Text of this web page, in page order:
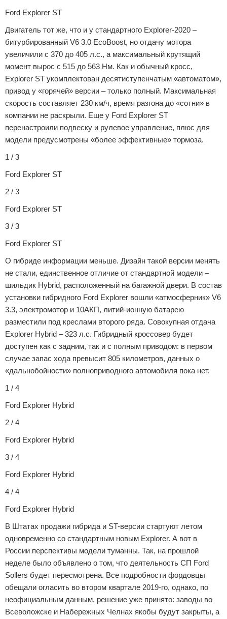
Ford Explorer ST
Двигатель тот же, что и у стандартного Explorer-2020 –
битурбированный V6 3.0 EcoBoost, но отдачу мотора
увеличили с 370 до 405 л.с., а максимальный крутящий
момент вырос с 515 до 563 Нм. Как и обычный кросс,
Explorer ST укомплектован десятиступенчатым «автоматом»,
привод у «горячей» версии – только полный. Максимальная
скорость составляет 230 км/ч, время разгона до «сотни» в
компании не раскрыли. Еще у Ford Explorer ST
перенастроили подвеску и рулевое управление, плюс для
модели предусмотрены «более эффективные» тормоза.
1 / 3
Ford Explorer ST
2 / 3
Ford Explorer ST
3 / 3
Ford Explorer ST
О гибриде информации меньше. Дизайн такой версии менять
не стали, единственное отличие от стандартной модели –
шильдик Hybrid, расположенный на багажной двери. В состав
установки гибридного Ford Explorer вошли «атмосферник» V6
3.3, электромотор и 10АКП, литий-ионную батарею
разместили под креслами второго ряда. Совокупная отдача
Explorer Hybrid – 323 л.с. Гибридный кроссовер будет
доступен как с задним, так и с полным приводом: в первом
случае запас хода превысит 805 километров, данных о
«дальнобойности» полноприводного автомобиля пока нет.
1 / 4
Ford Explorer Hybrid
2 / 4
Ford Explorer Hybrid
3 / 4
Ford Explorer Hybrid
4 / 4
Ford Explorer Hybrid
В Штатах продажи гибрида и ST-версии стартуют летом
одновременно со стандартным новым Explorer. А вот в
России перспективы модели туманны. Так, на прошлой
неделе было объявлено о том, что деятельность СП Ford
Sollers будет пересмотрена. Все подробности фордовцы
обещали огласить во втором квартале 2019-го, однако, по
неофициальным данным, решение уже принято: заводы во
Всеволожске и Набережных Челнах якобы будут закрыты, а